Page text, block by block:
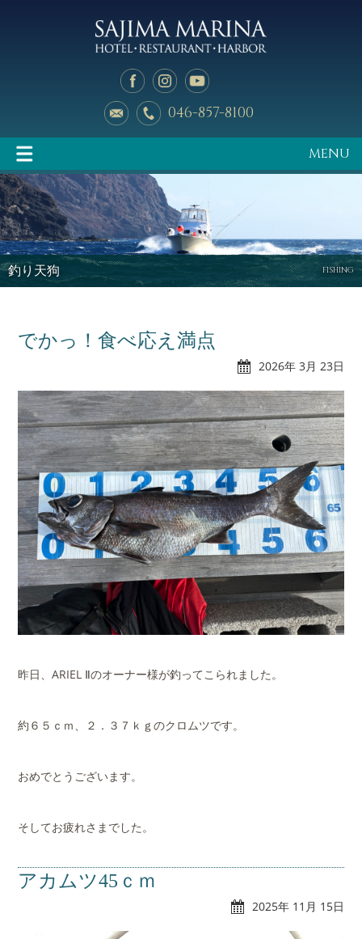
046-857-8100
MENU
イベント情報 マリーナのご案内
釣り天狗
れんたぼー アクセス
スタッフブログ
マリーナオーナー様
専用ログイン
FISHING
釣り天狗
でかっ！食べ応え満点
2026年 3月 23日
昨日、ARIEL Ⅱのオーナー様が釣ってこられました。
約６５ｃｍ、２．３７ｋｇのクロムツです。
おめでとうございます。
そしてお疲れさまでした。
アカムツ45ｃｍ
2025年 11月 15日